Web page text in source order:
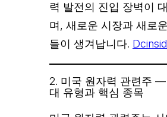
력 발전의 진입 장벽이
며, 새로운 시장과 새로
들이 생겨납니다.
2. 미국 원자력 관련주
대 유형과 핵심 종목